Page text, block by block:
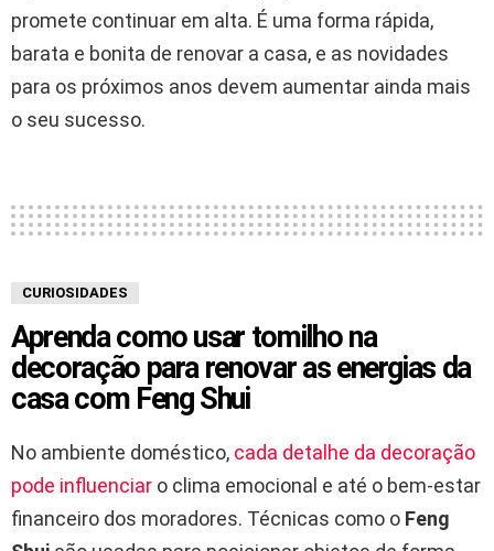
promete continuar em alta. É uma forma rápida,
barata e bonita de renovar a casa, e as novidades
para os próximos anos devem aumentar ainda mais
o seu sucesso.
CURIOSIDADES
Aprenda como usar tomilho na
decoração para renovar as energias da
casa com Feng Shui
No ambiente doméstico, cada detalhe da decoração
pode influenciar o clima emocional e até o bem-estar
financeiro dos moradores. Técnicas como o Feng